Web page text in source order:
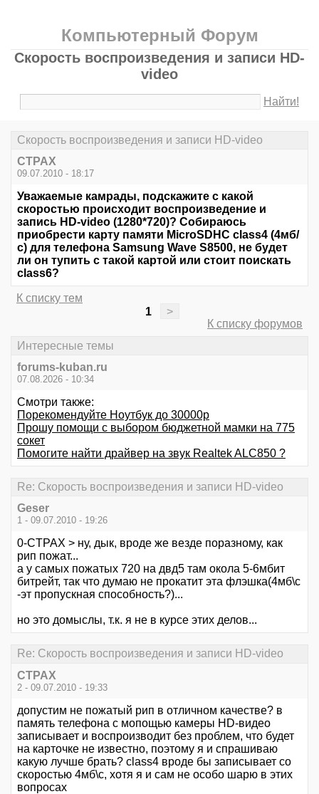
Компьютерный Форум
Скорость воспроизведения и записи HD-
video
Найти!
Скорость воспроизведения и записи HD-video
CTPAX
09.07.2010 - 18:17
Уважаемые камрады, подскажите с какой
скоростью происходит воспроизведение и
запись HD-video (1280*720)? Собираюсь
приобрести карту памяти MicroSDHC class4 (4мб/
с) для телефона Samsung Wave S8500, не будет
ли он тупить с такой картой или стоит поискать
class6?
К списку тем
1
>
К списку форумов
Интересные темы
forums-kuban.ru
07.08.2026 - 10:34
Смотри также:
Порекомендуйте Ноутбук до 30000р
Прошу помощи с выбором бюджетной мамки на 775
сокет
Помогите найти драйвер на звук Realtek ALC850 ?
Re: Скорость воспроизведения и записи HD-video
Geser
1 - 09.07.2010 - 19:26
0-CTPAX > ну, дык, вроде же везде поразному, как
рип пожат...
а у самых пожатых 720 на двд5 там окола 5-6мбит
битрейт, так что думаю не прокатит эта флэшка(4мб\с
-эт пропускная способность?)...
но это домыслы, т.к. я не в курсе этих делов...
Re: Скорость воспроизведения и записи HD-video
CTPAX
2 - 09.07.2010 - 19:33
допустим не пожатый рип в отличном качестве? в
память телефона с мопощью камеры HD-видео
записывает и воспроизводит без проблем, что будет
на карточке не известно, поэтому я и спрашиваю
какую лучше брать? class4 вроде бы записывает со
скоростью 4мб\с, хотя я и сам не особо шарю в этих
вопросах